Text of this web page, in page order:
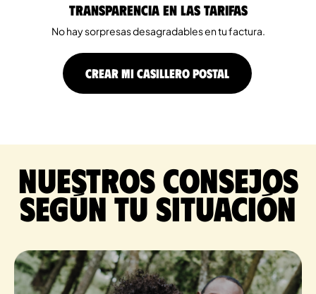
Transparencia en las tarifas
No hay sorpresas desagradables en tu factura.
CREAR MI CASILLERO POSTAL
Nuestros consejos
según tu situación